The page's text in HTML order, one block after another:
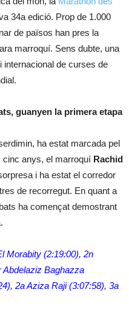
34a edició. Prop de 1.000
de països han pres la
marroquí. Sens dubte, una
internacional de curses de
guanyen la primera etapa
ha estat marcada pel
cinc anys, el marroquí Rachid
i ha estat el corredor
de recorregut. En quant a
ha començat demostrant
Morabity (2:19:00), 2n
Abdelaziz Baghazza
2a Aziza Raji (3:07:58), 3a